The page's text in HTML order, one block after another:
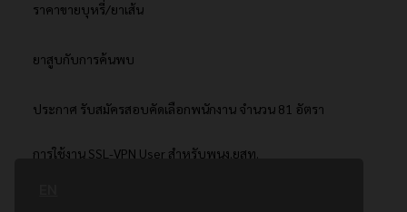
ราคาขายบุหรี่/ยาเส้น
ยาสูบกับการค้นพบ
ประกาศ รับสมัครสอบคัดเลือกพนักงาน จำนวน 81 อัตรา
การใช้งาน SSL-VPN User สำหรับพนง.ยสท.